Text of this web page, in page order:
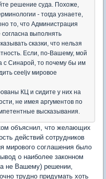
решение суда. Похоже,
- тогда узнаете,
то, что Администрация
выполнять
сказки, что нельзя
Если, по-Вашему, мой
с Синарой, то почему бы им
ceeljv мировое
КЦ и сидите у них на
не имея аргументов по
высказывания.
объяснил, что желающих
действий сотрудников
мирового соглашения было
о наиболее законном
не Вашему) решении,
трудно придумать хоть